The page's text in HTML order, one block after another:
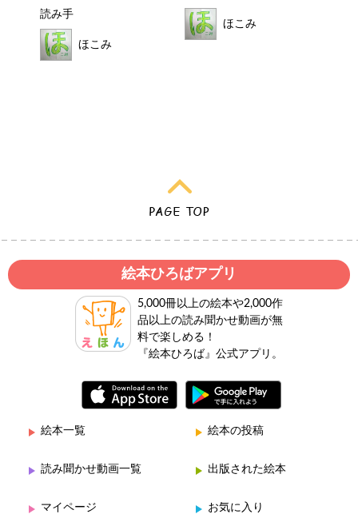
読み手
ほこみ
ほこみ
絵本ひろばアプリ
5,000冊以上の絵本や2,000作
品以上の読み聞かせ動画が無
料で楽しめる！
『絵本ひろば』公式アプリ。
絵本一覧 絵本の投稿
読み聞かせ動画一覧 出版された絵本
マイページ お気に入り